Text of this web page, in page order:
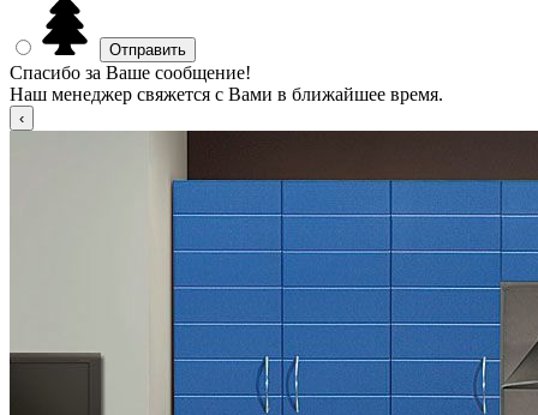
Спасибо за Ваше сообщение!
Наш менеджер свяжется с Вами в ближайшее время.